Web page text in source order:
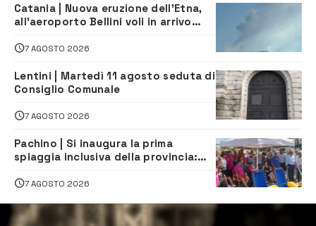
Catania | Nuova eruzione dell’Etna,
all’aeroporto Bellini voli in arrivo
7 AGOSTO 2026
Lentini | Martedì 11 agosto seduta di
Consiglio Comunale
7 AGOSTO 2026
Pachino | Si inaugura la prima
spiaggia inclusiva della provincia:
tutti
7 AGOSTO 2026